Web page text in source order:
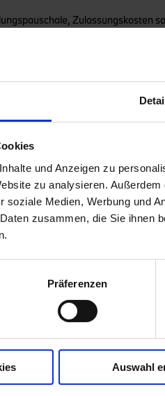
und Anzeigen zu
zu analysieren.
soziale Medien, Werbung und
zusammen, die Sie ihnen
Präferenzen
Auswahl
Zulassungskosten
26, 80939
Es richtet sich
GmbH, Lilienthalallee 26,
vorgeschriebenen Messverfahren
sowie ggf. für die Zwecke von
neu konzipierten
markant und